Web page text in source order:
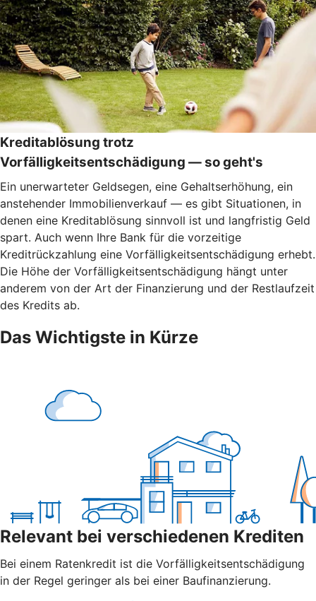
Kreditablösung trotz
Vorfälligkeitsentschädigung — so geht's
Ein unerwarteter Geldsegen, eine Gehaltserhöhung, ein
anstehender Immobilienverkauf — es gibt Situationen, in
denen eine Kreditablösung sinnvoll ist und langfristig Geld
spart. Auch wenn Ihre Bank für die vorzeitige
Kreditrückzahlung eine Vorfälligkeitsentschädigung erhebt.
Die Höhe der Vorfälligkeitsentschädigung hängt unter
anderem von der Art der Finanzierung und der Restlaufzeit
des Kredits ab.
Das Wichtigste in Kürze
Relevant bei verschiedenen Krediten
Bei einem Ratenkredit ist die Vorfälligkeitsentschädigung
in der Regel geringer als bei einer Baufinanzierung.